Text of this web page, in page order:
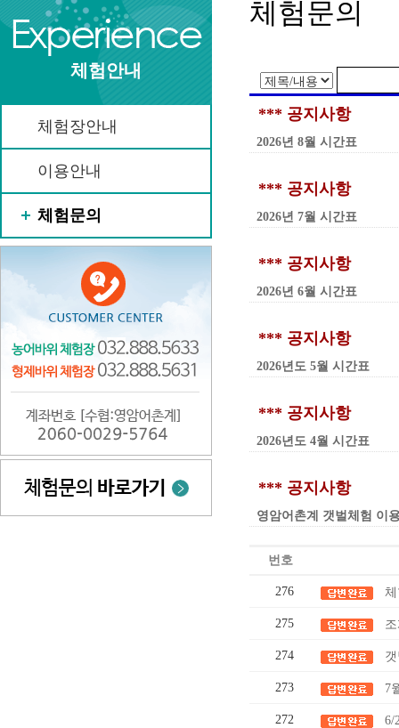
체험안내
체험장안내
이용안내
체험문의
체험문의
*** 공지사항
2026년 8월 시간표
*** 공지사항
2026년 7월 시간표
*** 공지사항
2026년 6월 시간표
*** 공지사항
2026년도 5월 시간표
*** 공지사항
2026년도 4월 시간표
*** 공지사항
영암어촌계 갯벌체험 이
번호
276
275
274
273 7
272 6/